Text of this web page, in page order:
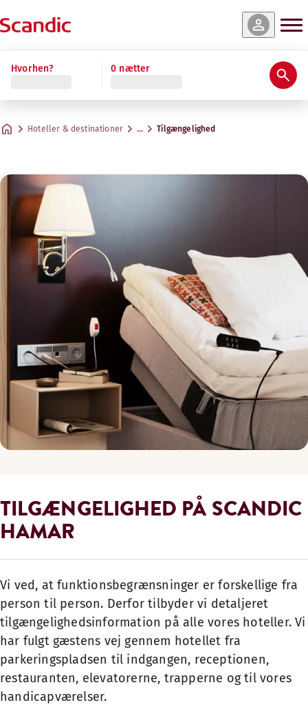
Hvorhen? 0 nætter
Hoteller & destinationer … Tilgængelighed
TILGÆNGELIGHED PÅ SCANDIC
HAMAR
Vi ved, at funktionsbegrænsninger er forskellige fra
person til person. Derfor tilbyder vi detaljeret
tilgængelighedsinformation på alle vores hoteller. Vi
har fulgt gæstens vej gennem hotellet fra
parkeringspladsen til indgangen, receptionen,
restauranten, elevatorerne, trapperne og til vores
handicapværelser.